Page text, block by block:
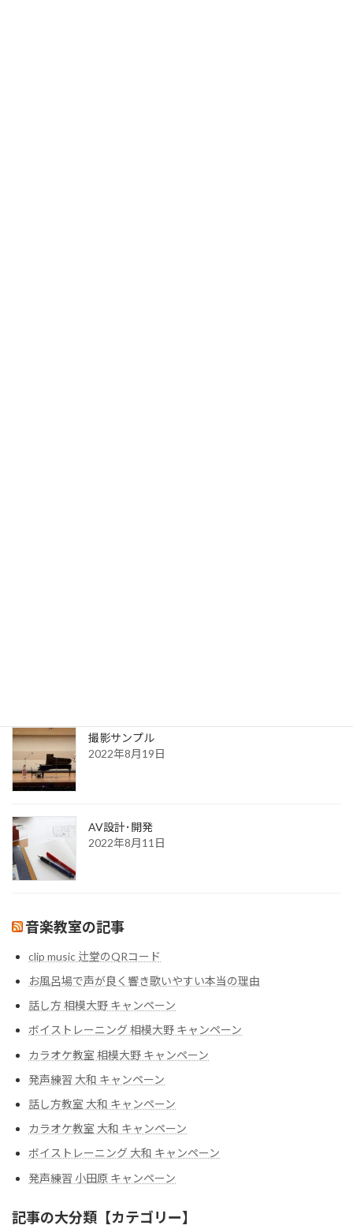
撮影サンプル
2022年8月19日
AV設計･開発
2022年8月11日
音楽教室の記事
clip music 辻堂のQRコード
お風呂場で声が良く響き歌いやすい本当の理由
話し方 相模大野 キャンペーン
ボイストレーニング 相模大野 キャンペーン
カラオケ教室 相模大野 キャンペーン
発声練習 大和 キャンペーン
話し方教室 大和 キャンペーン
カラオケ教室 大和 キャンペーン
ボイストレーニング 大和 キャンペーン
発声練習 小田原 キャンペーン
記事の大分類【カテゴリー】